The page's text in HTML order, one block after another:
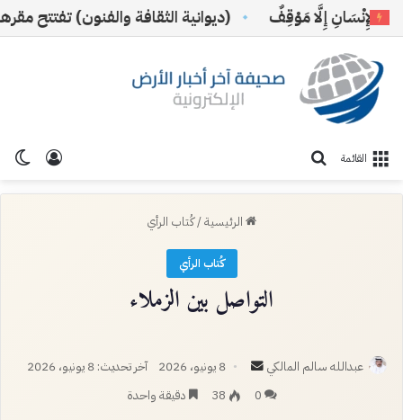
إِلَّا مَوْقِفٌ (ديوانية الثقافة والفنون) تفتتح مقرها
تسجيل القائمة
الرئيسية/كُتاب الرأي
كُتاب الرأي
التواصل بين الزملاء
عبدالله سالم المالكي
أرسل
بريدا
8 يونيو، 2026
آخر تحديث: 8 يونيو، 2026
0
38 دقيقة واحدة